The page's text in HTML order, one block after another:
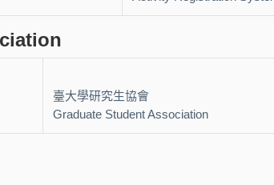
臺大學研究生協會
Graduate Student Association